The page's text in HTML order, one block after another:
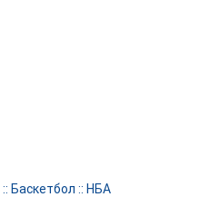
:: Баскетбол :: НБА